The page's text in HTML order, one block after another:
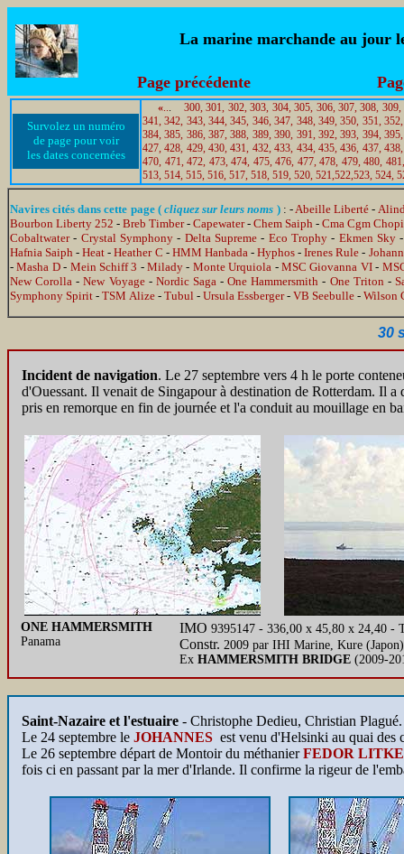
La marine marchande au jour
Page précédente
Survolez un numéro
de page pour voir
les dates concernées
«... 300, 301, 302, 303, 304, 305, 306, 307, 308, 309,
341, 342, 343, 344, 345, 346, 347, 348, 349, 350, 351, 352,
384, 385, 386, 387, 388, 389, 390, 391, 392, 393, 394, 395,
427, 428, 429, 430, 431, 432, 433, 434, 435, 436, 437, 438,
470, 471, 472, 473, 474, 475, 476, 477, 478, 479, 480, 481,
513, 514, 515, 516, 517, 518, 519, 520, 521,522,523, 524,
Navires cités dans cette page (cliquez sur leurs noms ): -Abeille Liberté -
Bourbon Liberty 252 -Breb Timber-Capewater-Chem Saiph -Cma Cgm
Cobaltwater- Crystal Symphony- Delta Supreme- Eco Trophy- Ekmen Sky
Hafnia Saiph -Heat -Heather C - HMM Hanbada-Hyphos -Irenes Rule -
-Masha D- Mein Schiff 3 -Milady - Monte Urquiola - MSC Giovanna VI-
New Corolla -New Voyage- Nordic Saga-One Hammersmith - One Triton -
Symphony Spirit - TSM Alize - Tubul - Ursula Essberger- VB Seebulle - Wilson
30
Incident de navigation. Le 27 septembre vers 4 h le porte
d'Ouessant. Il venait de Singapour à destination de Rotterdam.
pris en remorque en fin de journée et l'a conduit au mouillage en
ONE HAMMERSMITH
Panama
IMO 9395147 - 336,00 x 45,80 x 24,40 -
Constr. 2009 par IHI Marine, Kure
Ex HAMMERSMITH BRIDGE (2009-
Saint-Nazaire et l'estuaire - Christophe Dedieu, Christian Plagué.
Le 24 septembre le JOHANNES est venu d'Helsinki au quai
Le 26 septembre départ de Montoir du méthanierFEDOR LITKE
fois ci en passant par la mer d'Irlande. Il confirme la rigeur de